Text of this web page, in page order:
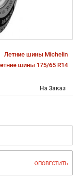
Летние шины Michelin
шины 175/65 R14
На Заказ
ОПОВЕСТИТЬ